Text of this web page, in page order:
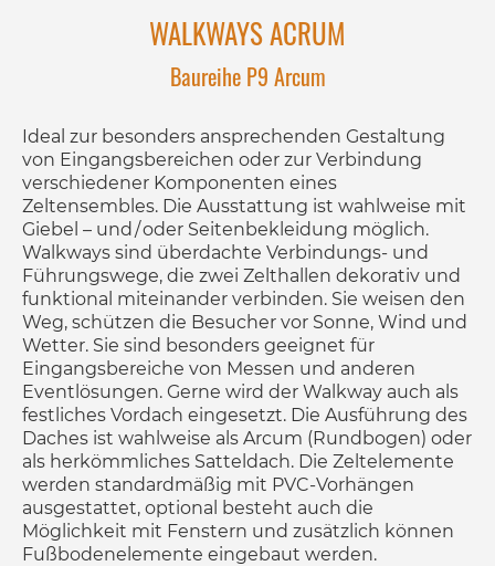
WALKWAYS ACRUM
Baureihe P9 Arcum
Ideal zur besonders ansprechenden Gestaltung
von Eingangsbereichen oder zur Verbindung
verschiedener Komponenten eines
Zeltensembles. Die Ausstattung ist wahlweise mit
Giebel – und / oder Seitenbekleidung möglich.
Walkways sind überdachte Verbindungs- und
Führungswege, die zwei Zelthallen dekorativ und
funktional miteinander verbinden. Sie weisen den
Weg, schützen die Besucher vor Sonne, Wind und
Wetter. Sie sind besonders geeignet für
Eingangsbereiche von Messen und anderen
Eventlösungen. Gerne wird der Walkway auch als
festliches Vordach eingesetzt. Die Ausführung des
Daches ist wahlweise als Arcum (Rundbogen) oder
als herkömmliches Satteldach. Die Zeltelemente
werden standardmäßig mit PVC-Vorhängen
ausgestattet, optional besteht auch die
Möglichkeit mit Fenstern und zusätzlich können
Fußbodenelemente eingebaut werden.